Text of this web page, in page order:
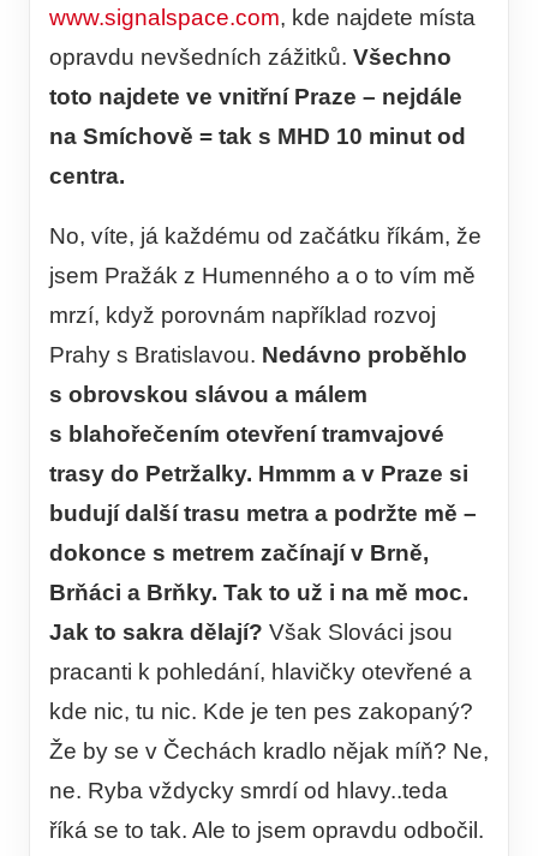
www.signalspace.com, kde najdete místa
opravdu nevšedních zážitků. Všechno
toto najdete ve vnitřní Praze – nejdále
na Smíchově = tak s MHD 10 minut od
centra.
No, víte, já každému od začátku říkám, že
jsem Pražák z Humenného a o to vím mě
mrzí, když porovnám například rozvoj
Prahy s Bratislavou. Nedávno proběhlo
s obrovskou slávou a málem
s blahořečením otevření tramvajové
trasy do Petržalky. Hmmm a v Praze si
budují další trasu metra a podržte mě –
dokonce s metrem začínají v Brně,
Brňáci a Brňky. Tak to už i na mě moc.
Jak to sakra dělají? Však Slováci jsou
pracanti k pohledání, hlavičky otevřené a
kde nic, tu nic. Kde je ten pes zakopaný?
Že by se v Čechách kradlo nějak míň? Ne,
ne. Ryba vždycky smrdí od hlavy..teda
říká se to tak. Ale to jsem opravdu odbočil.